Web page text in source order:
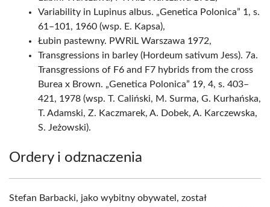
Variability in Lupinus albus. „Genetica Polonica” 1, s.
61–101, 1960 (wsp. E. Kapsa),
Łubin pastewny. PWRiL Warszawa 1972,
Transgressions in barley (Hordeum sativum Jess). 7a.
Transgressions of F6 and F7 hybrids from the cross
Burea x Brown. „Genetica Polonica” 19, 4, s. 403–
421, 1978 (wsp. T. Caliński, M. Surma, G. Kurhańska,
T. Adamski, Z. Kaczmarek, A. Dobek, A. Karczewska,
S. Jeżowski).
Ordery i odznaczenia
Stefan Barbacki, jako wybitny obywatel, został